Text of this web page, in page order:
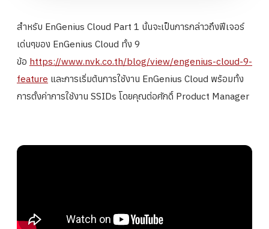
สำหรับ EnGenius Cloud Part 1 นั้นจะเป็นการกล่าวถึงฟีเจอร์
เด่นๆของ EnGenius Cloud ทั้ง 9
ข้อ https://www.nvk.co.th/blog/view/engenius-cloud-9-
feature และการเริ่มต้นการใช้งาน EnGenius Cloud พร้อมทั้ง
การตั้งค่าการใช้งาน SSIDs โดยคุณต่อศักดิ์ Product Manager